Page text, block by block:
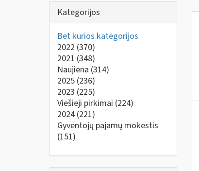
Kategorijos
Bet kurios kategorijos
2022 (370)
2021 (348)
Naujiena (314)
2025 (236)
2023 (225)
Viešieji pirkimai (224)
2024 (221)
Gyventojų pajamų mokestis
(151)